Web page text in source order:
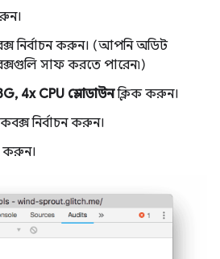
নির্বাচন করুন। (আপনি অডিট
সাফ করতে পারেন৷)
4x CPU স্লোডাউনক্লিক করুন।
নির্বাচন করুন।
করুন।